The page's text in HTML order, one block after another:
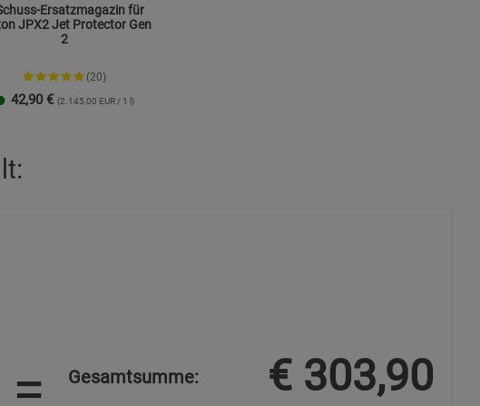
Ersatzmagazin für
JPX2 Jet Protector Gen
2
(20)
42,90 € (2.145,00 EUR / 1 l)
= Gesamtsumme: € 303,90
Cookies